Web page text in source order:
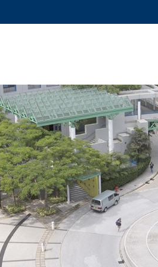
更多科大概览